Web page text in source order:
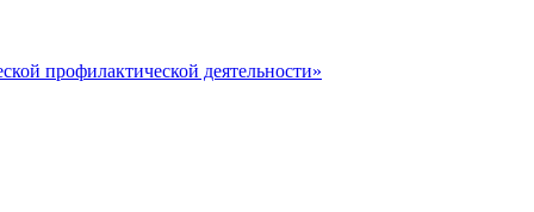
профилактической деятельности»